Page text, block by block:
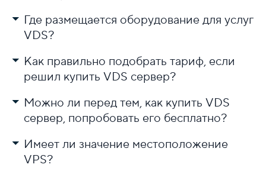
Перенести файлы и базу данных на новый сервер.
Отрегулировать параметры сервера (настройки веб-
сервера и базы данных).
чтобы они указывали на новый сервер.
Где размещается оборудование для услуг
VDS?
Как правильно подобрать тариф, если
решил купить VDS сервер?
Можно ли перед тем, как купить VDS
сервер, попробовать его бесплатно?
Имеет ли значение местоположение
VPS?